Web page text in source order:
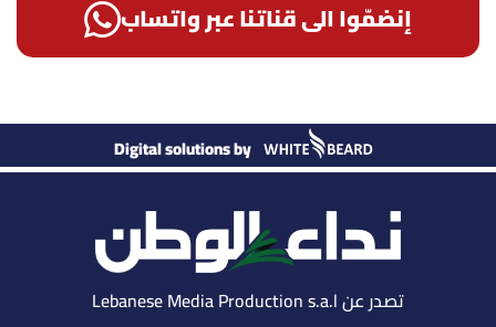
إنضمّوا الى قناتنا عبر واتساب
Digital solutions by
تصدر عن Lebanese Media Production s.a.l